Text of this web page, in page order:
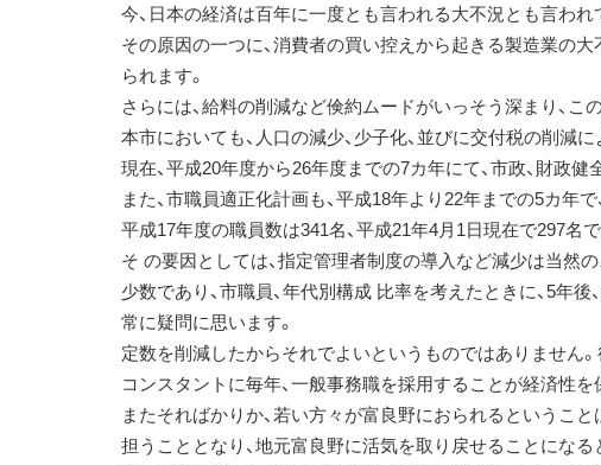
今、日本の経済は百年に一度とも言われる大不況とも言われ
その原因の一つに、消費者の買い控えから起きる製造業の
られます。
さらには、給料の削減など倹約ムードがいっそう深まり、
本市においても、人口の減少、少子化、並びに交付税の削減
現在、平成20年度から26年度までの7カ年にて、市政、財政健
また、市職員適正化計画も、平成18年より22年までの5カ年
平成17年度の職員数は341名、平成21年4月1日現在で297名
そ の要因としては、指定管理者制度の導入など減少は当然
少数であり、市職員、年代別構成 比率を考えたときに、5年
常に疑問に思います。
定数を削減したからそれでよいというものではありません
コンスタントに毎年、一般事務職を採用することが経済性を
またそればかりか、若い方々が富良野におられるというこ
担うこととなり、地元富良野に活気を取り戻せることになる